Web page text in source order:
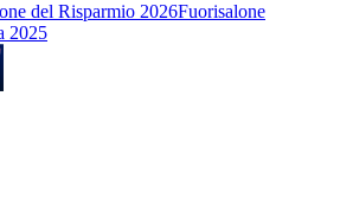
del Risparmio 2026Fuorisalone
2025